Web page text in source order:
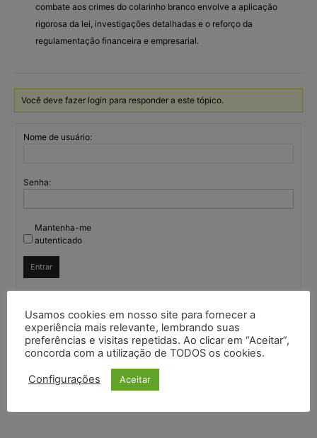
combate aos crimes do colarinho branco envolve a aplicação
rigorosa da lei, investigações detalhadas e o reforço da
regulamentação financeira e empresarial.
Você deve fazer login para responder a este tópico.
Nome de usuário:
Senha:
Mantenha-me
autenticado
Entrar
Continuar comGoogle
Usamos cookies em nosso site para fornecer a
experiência mais relevante, lembrando suas
preferências e visitas repetidas. Ao clicar em “Aceitar”,
concorda com a utilização de TODOS os cookies.
Configurações Aceitar